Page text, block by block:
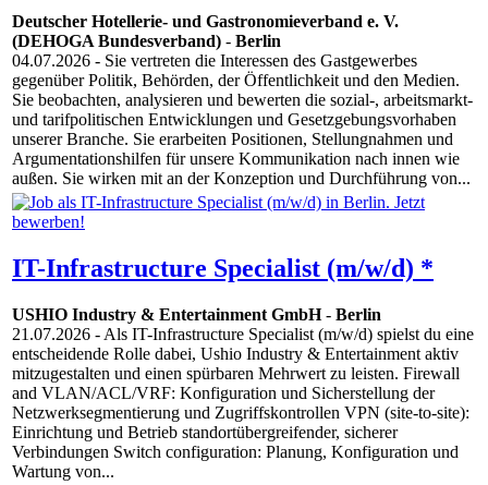
Deutscher Hotellerie- und Gastronomieverband e. V.
(DEHOGA Bundesverband) - Berlin
04.07.2026 - Sie vertreten die Interessen des Gastgewerbes
gegenüber Politik, Behörden, der Öffentlichkeit und den Medien.
Sie beobachten, analysieren und bewerten die sozial-, arbeitsmarkt-
und tarifpolitischen Entwicklungen und Gesetzgebungsvorhaben
unserer Branche. Sie erarbeiten Positionen, Stellungnahmen und
Argumentationshilfen für unsere Kommunikation nach innen wie
außen. Sie wirken mit an der Konzeption und Durchführung von...
IT-Infrastructure Specialist (m/w/d) *
USHIO Industry & Entertainment GmbH- Berlin
21.07.2026 - Als IT-Infrastructure Specialist (m/w/d) spielst du eine
entscheidende Rolle dabei, Ushio Industry & Entertainment aktiv
mitzugestalten und einen spürbaren Mehrwert zu leisten. Firewall
and VLAN/ACL/VRF: Konfiguration und Sicherstellung der
Netzwerksegmentierung und Zugriffskontrollen VPN (site-to-site):
Einrichtung und Betrieb standortübergreifender, sicherer
Verbindungen Switch configuration: Planung, Konfiguration und
Wartung von...